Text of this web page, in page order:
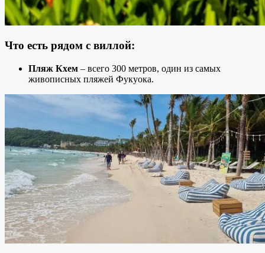
Что есть рядом с виллой:
Пляж Кхем – всего 300 метров, один из самых
живописных пляжей Фукуока.